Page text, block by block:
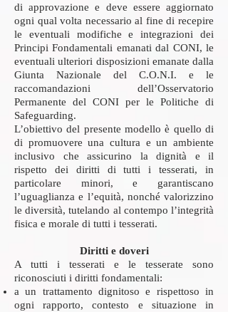
di approvazione e deve essere aggiornato
ogni qual volta necessario al fine di recepire
le eventuali modifiche e integrazioni dei
Principi Fondamentali emanati dal CONI, le
eventuali ulteriori disposizioni emanate dalla
Giunta Nazionale del C.O.N.I. e le
raccomandazioni dell’Osservatorio
Permanente del CONI per le Politiche di
Safeguarding.
L’obiettivo del presente modello è quello di
di promuovere una cultura e un ambiente
inclusivo che assicurino la dignità e il
rispetto dei diritti di tutti i tesserati, in
particolare minori, e garantiscano
l’uguaglianza e l’equità, nonché valorizzino
le diversità, tutelando al contempo l’integrità
fisica e morale di tutti i tesserati.
Diritti e doveri
A tutti i tesserati e le tesserate sono
riconosciuti i diritti fondamentali:
a un trattamento dignitoso e rispettoso in
ogni rapporto, contesto e situazione in